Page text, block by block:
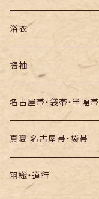
紬
訪問着・付下
お召し
浴衣
セオα・ポリ
木綿・綿麻
絞りの浴衣
振袖
名古屋帯・袋帯・半幅帯
名古屋帯
袋帯
真夏 名古屋帯・袋帯
羽織・道行